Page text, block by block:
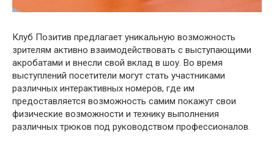
Клуб Позитив предлагает уникальную возможность
зрителям активно взаимодействовать с выступающими
акробатами и внесли свой вклад в шоу. Во время
выступлений посетители могут стать участниками
различных интерактивных номеров, где им
предоставляется возможность самим покажут свои
физические возможности и технику выполнения
различных трюков под руководством профессионалов.